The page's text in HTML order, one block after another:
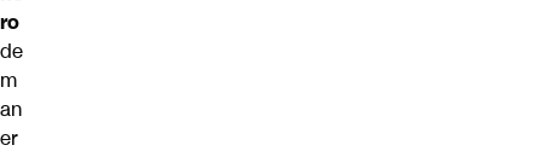
ro
de
m
an
er